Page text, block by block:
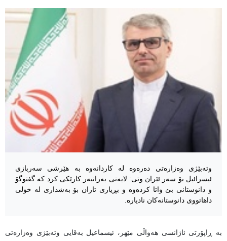
وتەبێژی وەزارەتی دەرەوە لە کاردانەوە بە هێرشی سەربازی
ئیسرائیل بۆ سەر ئێران وتی: لایەنی بەرانبەر کارێکی کرد کە گفتوگۆ
و دانوستانی بێ واتا کردەوە و بڕیاری تاران بۆ بەشداری لە خولی
داهاتووی دانوستانەکان نادیارە.
بە ڕاپۆرتی ئاژانسی هەواڵی مێهر، ئیسماعیل بەقایی وتەبێژی وەزارەتی